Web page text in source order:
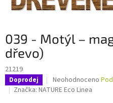
039 - Motýl –
dřevo)
21219
Doprodej
Průměrné
hodnocení
Neohodnoceno
Značka: NATURE Eco Linea